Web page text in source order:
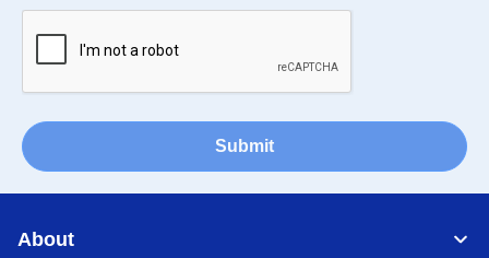
Submit
About